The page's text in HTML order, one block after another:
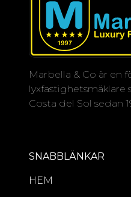
strandklubb.
Ytterligare
golvvärme i hela
och en diskret men
perfekt för året runt-
som en exklusiv
eftertraktade och
tidlös elegans möter
Marbella & Co är en
lyxfastighetsmäklare
Costa del Sol sedan
SNABBLÄNKAR
HEM